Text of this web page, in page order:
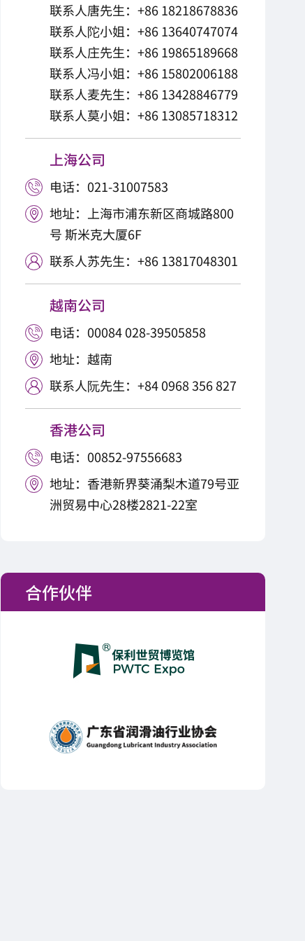
联系人唐先生：+86 18218678836
联系人陀小姐：+86 13640747074
联系人庄先生：+86 19865189668
联系人冯小姐：+86 15802006188
联系人麦先生：+86 13428846779
联系人莫小姐：+86 13085718312
上海公司
 电话：021-31007583
 地址：上海市浦东新区商城路800
号 斯米克大厦6F
 联系人苏先生：+86 13817048301
越南公司
 电话：00084 028-39505858
 地址：越南
 联系人阮先生：+84 0968 356 827
香港公司
 电话：00852-97556683
 地址：香港新界葵涌梨木道79号亚
洲贸易中心28楼2821-22室
合作伙伴